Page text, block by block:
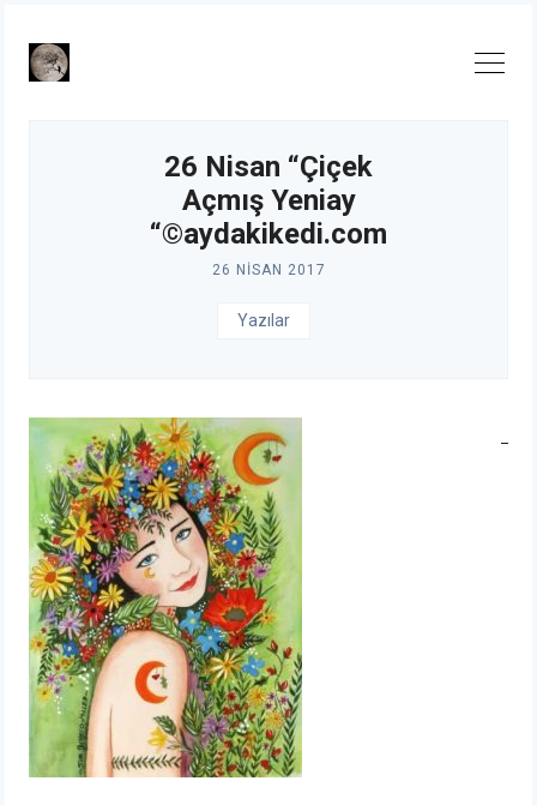
content
26 Nisan “Çiçek
Açmış Yeniay
“©aydakikedi.com
26 NISAN 2017
Yazılar